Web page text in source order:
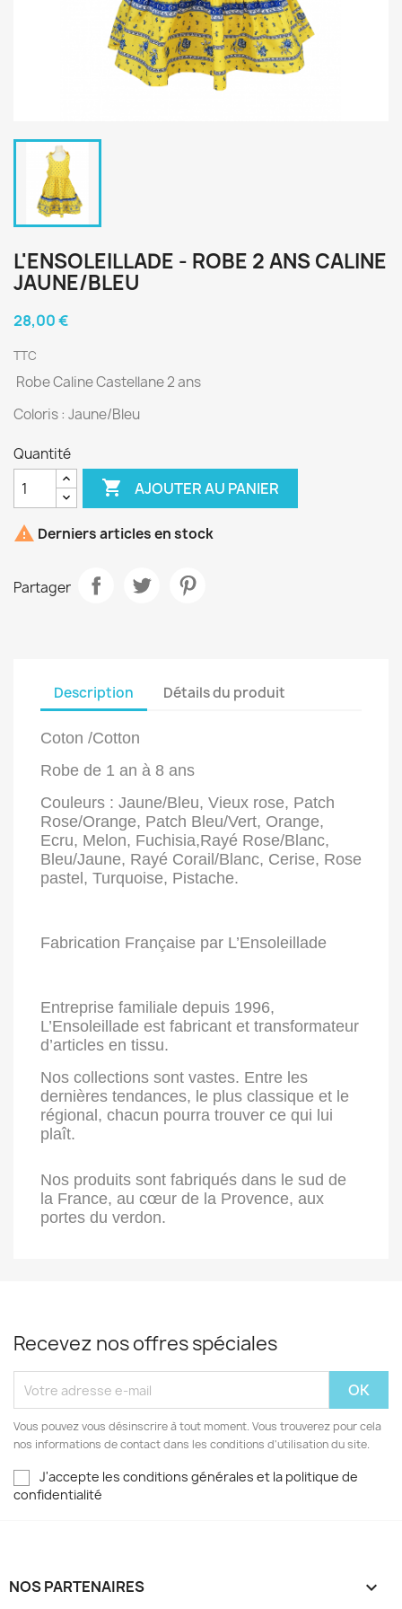
L'ENSOLEILLADE - ROBE 2 ANS CALINE
JAUNE/BLEU
28,00 €
TTC
Robe Caline Castellane 2 ans
Coloris : Jaune/Bleu
Quantité
 AJOUTER AU PANIER
 Derniers articles en stock
Partager
Description Détails du produit
Coton /Cotton
Robe de 1 an à 8 ans
Couleurs : Jaune/Bleu, Vieux rose, Patch
Rose/Orange, Patch Bleu/Vert, Orange,
Ecru, Melon, Fuchisia,Rayé Rose/Blanc,
Bleu/Jaune, Rayé Corail/Blanc, Cerise, Rose
pastel, Turquoise, Pistache.
Fabrication Française par L’Ensoleillade
Entreprise familiale depuis 1996,
L’Ensoleillade est fabricant et transformateur
d’articles en tissu.
Nos collections sont vastes. Entre les
dernières tendances, le plus classique et le
régional, chacun pourra trouver ce qui lui
plaît.
Nos produits sont fabriqués dans le sud de
la France, au cœur de la Provence, aux
portes du verdon.
Recevez nos offres spéciales
Vous pouvez vous désinscrire à tout moment. Vous trouverez pour cela
nos informations de contact dans les conditions d'utilisation du site.
J'accepte les conditions générales et la politique de
confidentialité
NOS PARTENAIRES 